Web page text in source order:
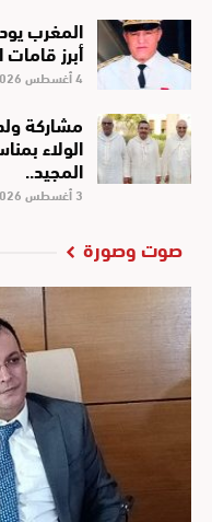
المغرب
أبرز قامات
4 أغسطس 2026
مشاركة
الولاء
المجيد..
3 أغسطس 2026
صوت وصورة